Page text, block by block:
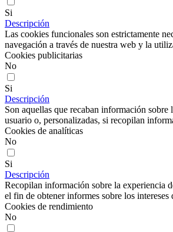
Si
Descripción
Las cookies funcionales son estrictamente
navegación a través de nuestra web y la
Cookies publicitarias
No
Si
Descripción
Son aquellas que recaban información
usuario o, personalizadas, si recopilan
Cookies de analíticas
No
Si
Descripción
Recopilan información sobre la experiencia
el fin de obtener informes sobre los
Cookies de rendimiento
No